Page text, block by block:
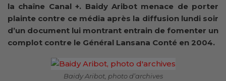
la chaîne Canal +. Baidy Aribot menace de porter
plainte contre ce média après la diffusion lundi soir
d’un document lui montrant entrain de fomenter un
complot contre le Général Lansana Conté en 2004.
Baidy Aribot, photo d’archives